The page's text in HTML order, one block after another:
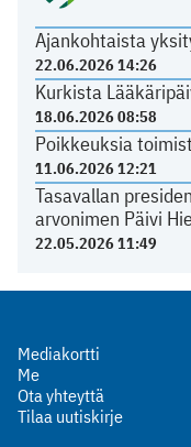
Ajankohtaista
22.06.2026 14:26
Kurkista
18.06.2026 08:58
Poikkeuksia
11.06.2026 12:21
Tasavallan
arvonimen Päivi
22.05.2026 11:49
Mediakortti
Me
Ota yhteyttä
Tilaa uutiskirje